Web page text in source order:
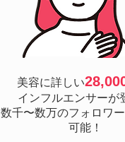
美容に詳しい
インフルエンサーが
数千〜数万のフォロワ
可能！